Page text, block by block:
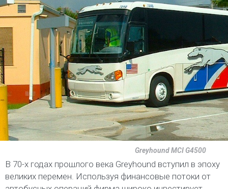
Greyhound MCI G4500
В 70-х годах прошлого века Greyhound вступил в эпоху
великих перемен. Используя финансовые потоки от